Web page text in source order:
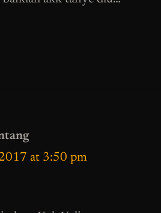
at 3:50 pm